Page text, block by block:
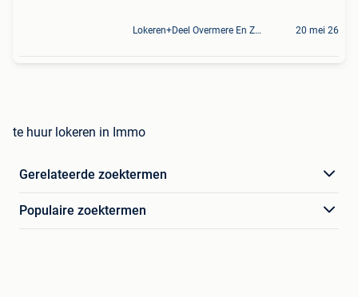
Lokeren+Deel Overmere En Zele 20 mei 26
te huur lokeren in Immo
Gerelateerde zoektermen
Populaire zoektermen